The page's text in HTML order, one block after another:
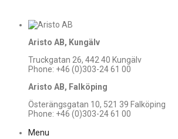
Aristo AB, Kungälv
Truckgatan 26, 442 40 Kungälv
Phone: +46 (0)303-24 61 00
Aristo AB, Falköping
Österängsgatan 10, 521 39 Falköping
Phone: +46 (0)303-24 61 00
Menu